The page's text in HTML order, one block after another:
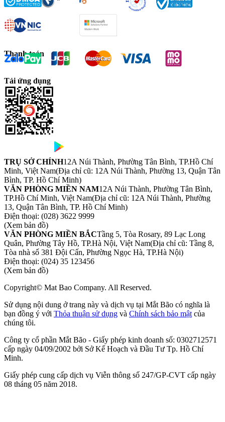
Thanh toán
Tải ứng dụng
TRỤ SỞ CHÍNH12A Núi Thành, Phường Tân Bình, TP.Hồ Chí
Minh, Việt Nam(Địa chỉ cũ: 12A Núi Thành, Phường 13, Quận Tân
Bình, TP. Hồ Chí Minh)
VĂN PHÒNG MIỀN NAM12A Núi Thành, Phường Tân Bình,
TP.Hồ Chí Minh, Việt Nam(Địa chỉ cũ: 12A Núi Thành, Phường
13, Quận Tân Bình, TP. Hồ Chí Minh)
Điện thoại: (028) 3622 9999
(Xem bản đồ)
VĂN PHÒNG MIỀN BẮCTầng 5, Tòa Rosary, 89 Lạc Long
Quân, Phường Tây Hồ, TP.Hà Nội, Việt Nam(Địa chỉ cũ: Tầng 8,
Tòa nhà số 381 Đội Cấn, Phường Ngọc Hà, TP.Hà Nội)
Điện thoại: (024) 35 123456
(Xem bản đồ)
Copyright© Mat Bao Company. All Reserved.
Sử dụng nội dung ở trang này và dịch vụ tại Mắt Bão có nghĩa là
bạn đồng ý với Thỏa thuận sử dụng và Chính sách bảo mậtcủa
chúng tôi.
Công ty cổ phần Mắt Bão - Giấy phép kinh doanh số: 0302712571
cấp ngày 04/09/2002 bởi Sở Kế Hoạch và Đầu Tư Tp. Hồ Chí
Minh.
Giấy phép cung cấp dịch vụ Viễn thông số 247/GP-CVT cấp ngày
08 tháng 05 năm 2018.